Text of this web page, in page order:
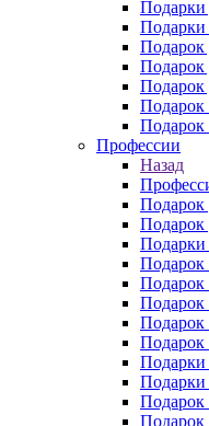
Подарки
Подарки
Подарок
Подарок
Подарок
Подарок
Профессии
Назад
Подарок
Подарок
Подарки
Подарок
Подарок
Подарок
Подарки
Подарок